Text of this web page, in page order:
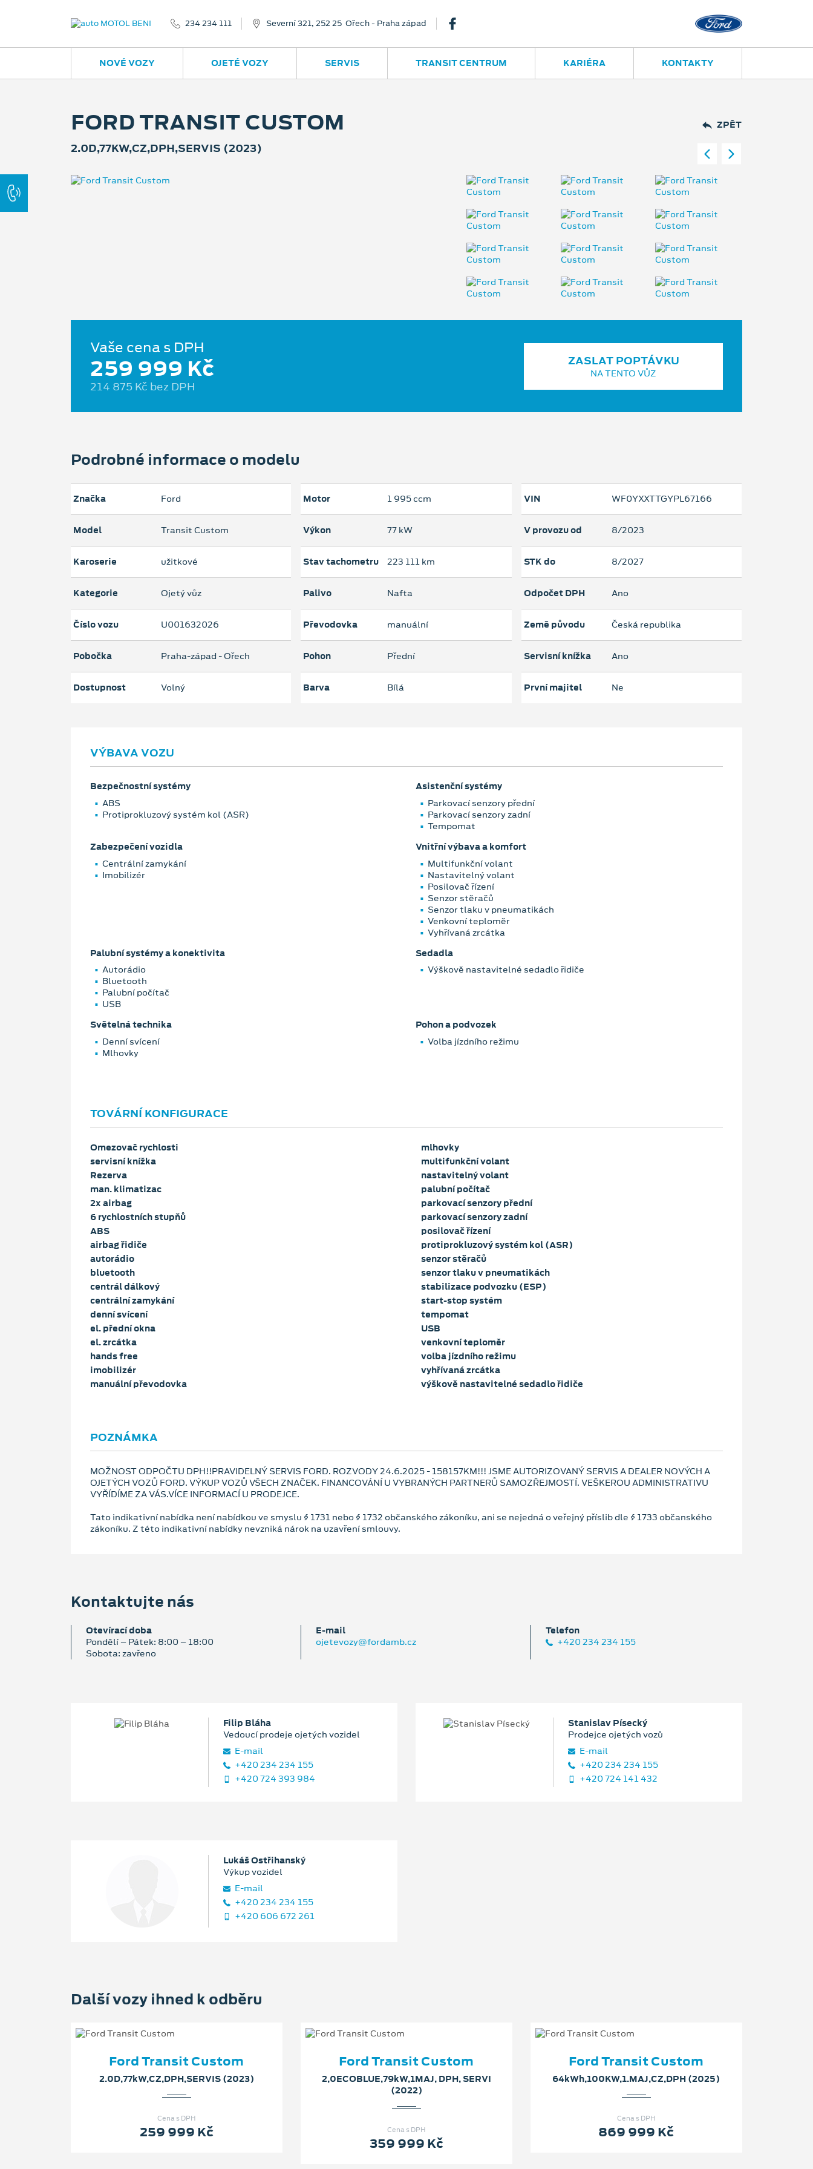
234 234 111 Severní 321, 252 25 Ořech - Praha západ
NOVÉ VOZY OJETÉ VOZY SERVIS TRANSIT CENTRUM KARIÉRA KONTAKTY
ZPĚT
FORD TRANSIT CUSTOM
2.0D,77KW,CZ,DPH,SERVIS (2023)
Vaše cena s DPH
259 999 Kč
214 875 Kč bez DPH
ZASLAT POPTÁVKU
NA TENTO VŮZ
Podrobné informace o modelu
Značka Ford
Model Transit Custom
Karoserie užitkové
Kategorie Ojetý vůz
Číslo vozu U001632026
Pobočka Praha-západ - Ořech
Dostupnost Volný
Motor 1 995 ccm
Výkon 77 kW
Stav tachometru 223 111 km
Palivo Nafta
Převodovka manuální
Pohon Přední
Barva Bílá
VIN WF0YXXTTGYPL67166
V provozu od 8/2023
STK do 8/2027
Odpočet DPH Ano
Země původu Česká republika
Servisní knížka Ano
První majitel Ne
VÝBAVA VOZU
Bezpečnostní systémy
ABS
Protiprokluzový systém kol (ASR)
Asistenční systémy
Parkovací senzory přední
Parkovací senzory zadní
Tempomat
Zabezpečení vozidla
Centrální zamykání
Imobilizér
Vnitřní výbava a komfort
Multifunkční volant
Nastavitelný volant
Posilovač řízení
Senzor stěračů
Senzor tlaku v pneumatikách
Venkovní teploměr
Vyhřívaná zrcátka
Palubní systémy a konektivita
Autorádio
Bluetooth
Palubní počítač
USB
Sedadla
Výškově nastavitelné sedadlo řidiče
Světelná technika
Denní svícení
Mlhovky
Pohon a podvozek
Volba jízdního režimu
TOVÁRNÍ KONFIGURACE
Omezovač rychlosti
servisní knížka
Rezerva
man. klimatizac
2x airbag
6 rychlostních stupňů
ABS
airbag řidiče
autorádio
bluetooth
centrál dálkový
centrální zamykání
denní svícení
el. přední okna
el. zrcátka
hands free
imobilizér
manuální převodovka
mlhovky
multifunkční volant
nastavitelný volant
palubní počítač
parkovací senzory přední
parkovací senzory zadní
posilovač řízení
protiprokluzový systém kol (ASR)
senzor stěračů
senzor tlaku v pneumatikách
stabilizace podvozku (ESP)
start-stop systém
tempomat
USB
venkovní teploměr
volba jízdního režimu
vyhřívaná zrcátka
výškově nastavitelné sedadlo řidiče
POZNÁMKA
MOŽNOST ODPOČTU DPH!!PRAVIDELNÝ SERVIS FORD. ROZVODY 24.6.2025 - 158157KM!!! JSME AUTORIZOVANÝ SERVIS A DEALER NOVÝCH A
OJETÝCH VOZŮ FORD. VÝKUP VOZŮ VŠECH ZNAČEK. FINANCOVÁNÍ U VYBRANÝCH PARTNERŮ SAMOZŘEJMOSTÍ. VEŠKEROU ADMINISTRATIVU
VYŘÍDÍME ZA VÁS.VÍCE INFORMACÍ U PRODEJCE.
Tato indikativní nabídka není nabídkou ve smyslu § 1731 nebo § 1732 občanského zákoníku, ani se nejedná o veřejný příslib dle § 1733 občanského
zákoníku. Z této indikativní nabídky nevzniká nárok na uzavření smlouvy.
Kontaktujte nás
Otevírací doba
Pondělí – Pátek: 8:00 – 18:00
Sobota: zavřeno
E‑mail
ojetevozy@fordamb.cz
Telefon
+420 234 234 155
Filip Bláha
Vedoucí prodeje ojetých vozidel
E‑mail
+420 234 234 155
+420 724 393 984
Stanislav Písecký
Prodejce ojetých vozů
E‑mail
+420 234 234 155
+420 724 141 432
Lukáš Ostřihanský
Výkup vozidel
E‑mail
+420 234 234 155
+420 606 672 261
Další vozy ihned k odběru
Ford Transit Custom
2.0D,77kW,CZ,DPH,SERVIS (2023)
Cena s DPH
259 999 Kč
Ford Transit Custom
2,0ECOBLUE,79kW,1MAJ, DPH, SERVI
(2022)
Cena s DPH
359 999 Kč
Ford Transit Custom
64kWh,100KW,1.MAJ,CZ,DPH (2025)
Cena s DPH
869 999 Kč